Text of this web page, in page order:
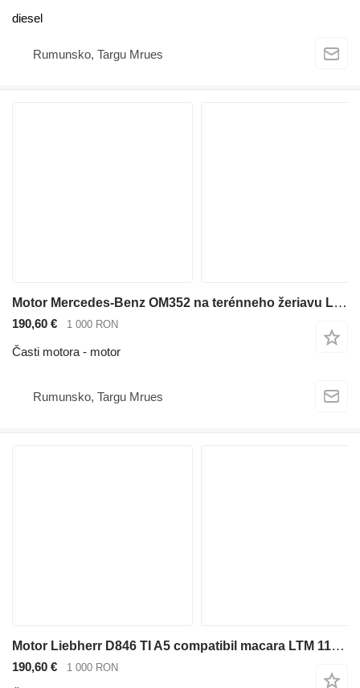
diesel
Rumunsko, Targu Mrues
Motor Mercedes-Benz OM352 na terénneho žeriavu Liebherr LTM 1070
190,60 € 1 000 RON
Časti motora - motor
Rumunsko, Targu Mrues
Motor Liebherr D846 TI A5 compatibil macara LTM 1100 4.1 bloc mo
190,60 € 1 000 RON